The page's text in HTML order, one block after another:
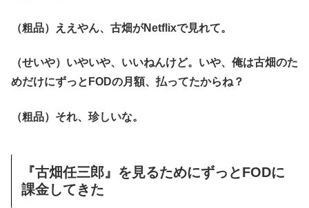
（粗品）ええやん、古畑がNetflixで見れて。
（せいや）いやいや、いいねんけど。いや、俺は古畑のた
めだけにずっとFODの月額、払ってたからね？
（粗品）それ、珍しいな。
『古畑任三郎』を見るためにずっとFODに
課金してきた